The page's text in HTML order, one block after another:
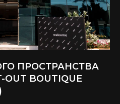
ПРОСТРАНСТВА
OUT BOUTIQUE